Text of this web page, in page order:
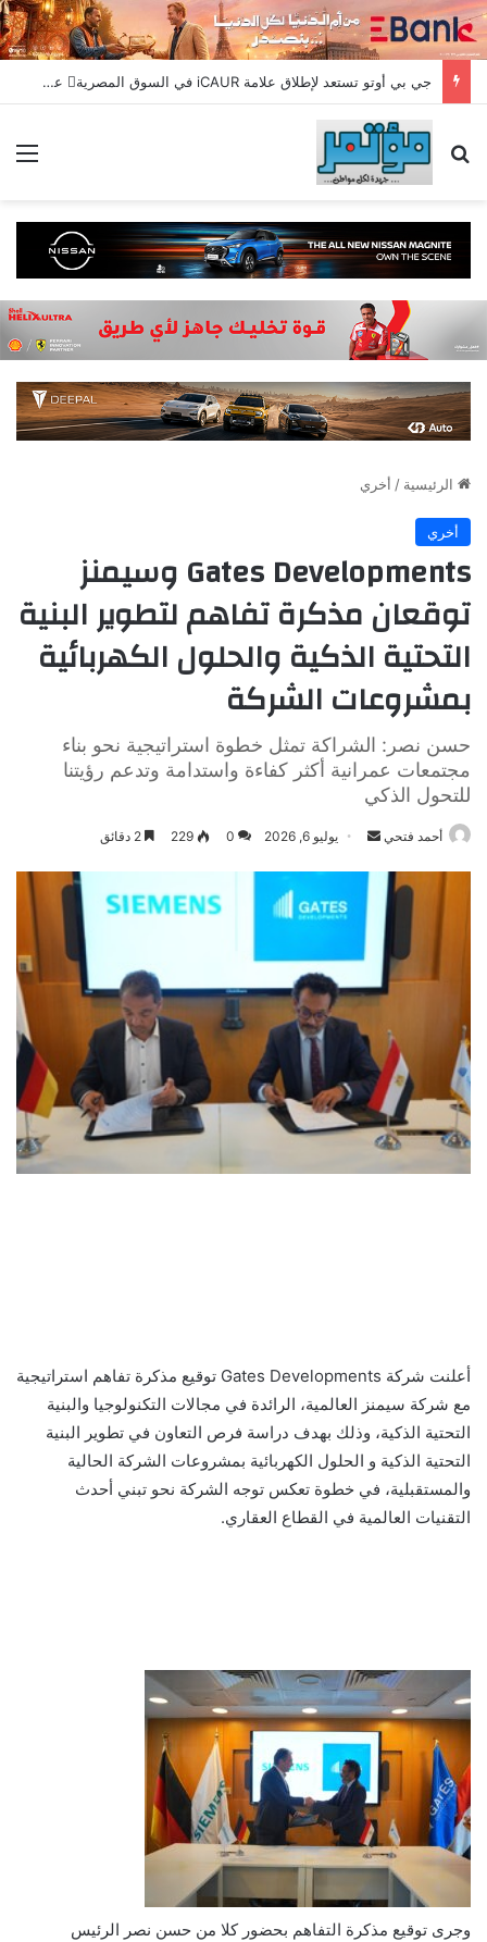
جي بي أوتو تستعد لإطلاق علامة iCAUR في السوق المصرية علامة عالمية جديدة لسيارات الطاقة الجديدة تجمع بين التكنولوجيا الذكية والتصميم الجريء وروح المغامر
بحث عن
الرئيسية / أخري
أخري
Gates Developments وسيمنز
توقعان مذكرة تفاهم لتطوير البنية
التحتية الذكية والحلول الكهربائية
بمشروعات الشركة
حسن نصر: الشراكة تمثل خطوة استراتيجية نحو بناء
مجتمعات عمرانية أكثر كفاءة واستدامة وتدعم رؤيتنا
للتحول الذكي
أحمد فتحي
أرسل
إلكترونيا
يوليو 6, 2026 0
229
أعلنت شركة Gates Developments توقيع مذكرة تفاهم استراتيجية
مع شركة سيمنز العالمية، الرائدة في مجالات التكنولوجيا والبنية
التحتية الذكية، وذلك بهدف دراسة فرص التعاون في تطوير البنية
التحتية الذكية و الحلول الكهربائية بمشروعات الشركة الحالية
والمستقبلية، في خطوة تعكس توجه الشركة نحو تبني أحدث
التقنيات العالمية في القطاع العقاري.
وجرى توقيع مذكرة التفاهم بحضور كلا من حسن نصر الرئيس